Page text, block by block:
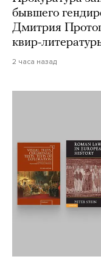
бывшего
Дмитрия
квир-
2 часа назад